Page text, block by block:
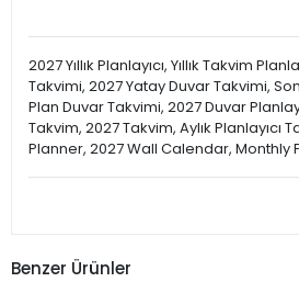
2027 Yıllık Planlayıcı, Yıllık Takvim
Takvimi, 2027 Yatay Duvar Takvimi,
Plan Duvar Takvimi, 2027 Duvar
Takvim, 2027 Takvim, Aylık Planlayıcı
Planner, 2027 Wall Calendar, Monthly
Benzer Ürünler